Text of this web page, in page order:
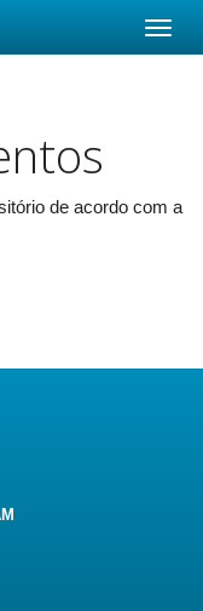
de acordo com a